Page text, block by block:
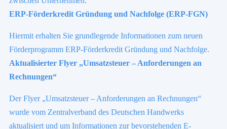
ERP-Förderkredit Gründung und Nachfolge (ERP-FGN)
Hiermit erhalten Sie grundlegende Informationen zum neuen
Förderprogramm ERP-Förderkredit Gründung und Nachfolge.
Aktualisierter Flyer „Umsatzsteuer – Anforderungen an
Rechnungen“
Der Flyer „Umsatzsteuer – Anforderungen an Rechnungen“
wurde vom Zentralverband des Deutschen Handwerks
aktualisiert und um Informationen zur bevorstehenden E-